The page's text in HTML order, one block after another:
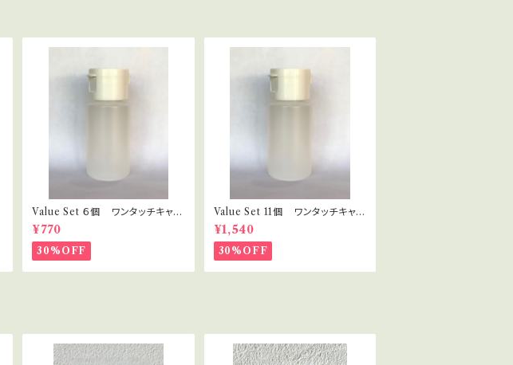
Value Set ６個 ワンタッチキャッ
プ プラボトル 30ml セラピス
ト・講座用
¥770
30%OFF
Value Set 11個 ワンタッチキャッ
プ プラボトル 30ml セラピス
ト・講座用
¥1,540
30%OFF